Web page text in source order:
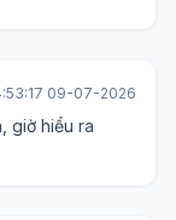
09-07-2026
giờ hiểu ra